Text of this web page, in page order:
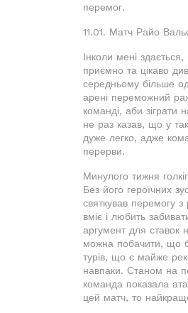
перемог.
11.01. Матч Райо
Інколи мені
приємно та цікаво
середньому більше
арені переможний
команді, аби
не раз казав, що у
дуже легко, адже
перерви.
Минулого тижня
Без його героїчних
святкував перемогу
вміє і любить
аргумент для ставок
можна побачити, що
турів, що є майже
навпаки. Станом на
команда показала
цей матч, то найкраще